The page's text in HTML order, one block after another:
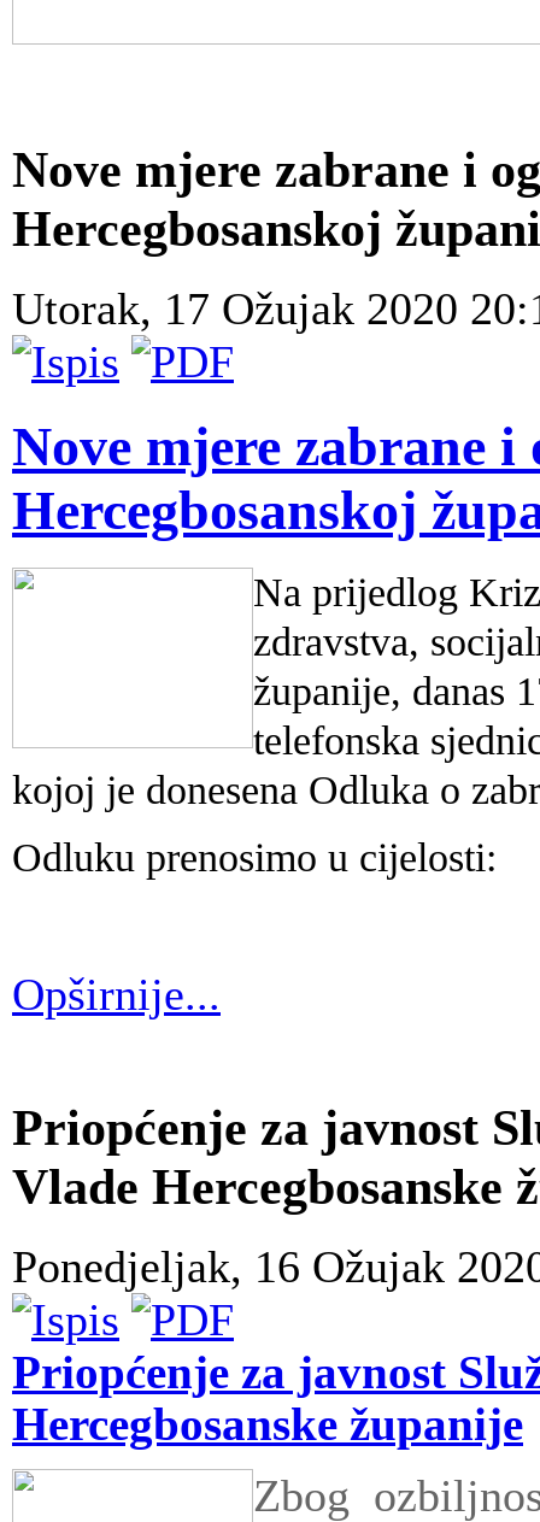
Nove mjere zabrane i
Hercegbosanskoj
Utorak, 17 Ožujak 2020
Nove mjere zabrane
Hercegbosanskoj
Na prijedlog
zdravstva,
županije, danas
telefonska
kojoj je donesena Odluka o
Odluku prenosimo u cijelosti:
Opširnije...
Priopćenje za javnost
Vlade Hercegbosanske
Ponedjeljak, 16 Ožujak
Priopćenje za javnost
Hercegbosanske županije
Zbog